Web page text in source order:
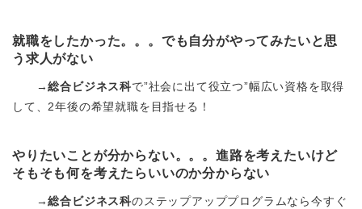
就職をしたかった。。。でも 自分がやってみたいと思
う求人がない
→総合ビジネス科で”社会に出て役立つ”幅広い資格を取得
して、2年後の希望就職を目指せる！
やりたいことが分からない。。。進路を考えたいけど
そもそも何を考えたらいいのか分からない
→総合ビジネス科のステップアッププログラムなら今すぐ